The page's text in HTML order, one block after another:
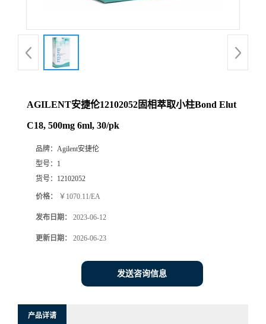
AGILENT安捷伦12102052固相萃取小柱Bond Elut
C18, 500mg 6ml, 30/pk
品牌： Agilent安捷伦
型号： 1
货号： 12102052
价格： ￥1070.11/EA
发布日期： 2023-06-12
更新日期： 2026-06-23
发送咨询信息
产品详请